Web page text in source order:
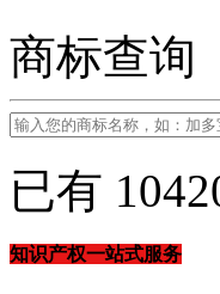
商标查询
已有
知识产权一站式服务